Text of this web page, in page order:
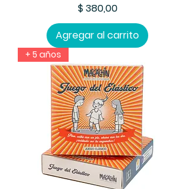
Precio
$ 380,00
Agregar al carrito
+ 5 años